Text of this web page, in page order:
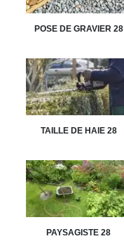
POSE DE GRAVIER 28
TAILLE DE HAIE 28
PAYSAGISTE 28